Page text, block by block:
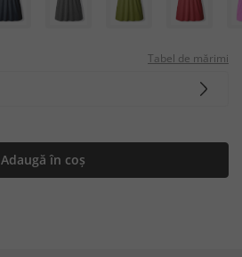
Tabel de mărimi
Adaugă în coș